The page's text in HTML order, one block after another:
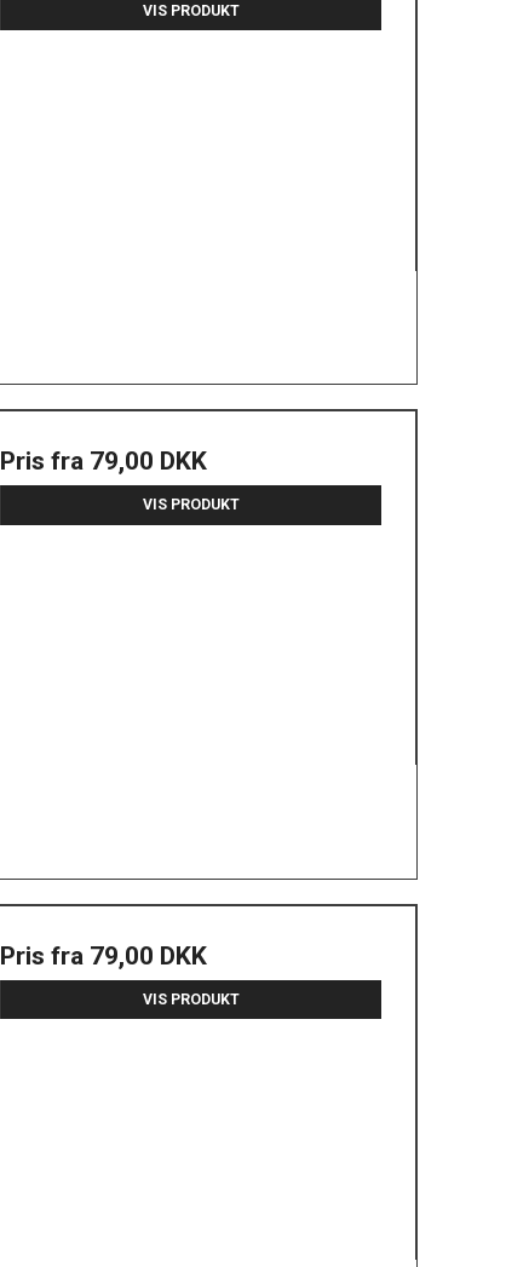
VIS PRODUKT
Pris fra 79,00 DKK
VIS PRODUKT
Pris fra 79,00 DKK
VIS PRODUKT